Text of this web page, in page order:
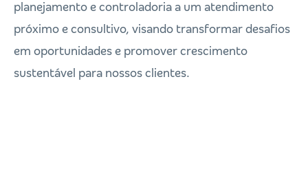
planejamento e controladoria a um atendimento
próximo e consultivo, visando transformar desafios
em oportunidades e promover crescimento
sustentável para nossos clientes.